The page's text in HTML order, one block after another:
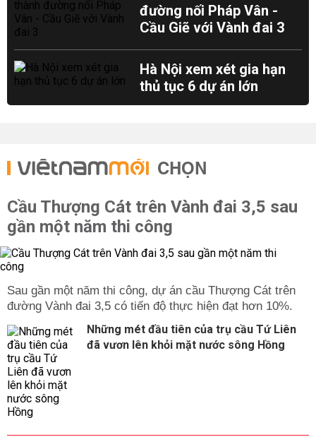
đường nối Pháp Vân -
Cầu Giẽ với Vành đai 3
Hà Nội xem xét gia hạn
thủ tục 6 dự án lớn
CHỌN
Cầu Thượng Cát trên Vành đai 3,5 sau
gần một năm thi công
Sau gần một năm thi công, dự án cầu Thượng Cát trên
đường Vành đai 3,5 có tiến độ thực hiện đạt hơn 10%.
Những mét đầu tiên của trụ cầu Tứ Liên
đã vươn lên khỏi mặt nước sông Hồng